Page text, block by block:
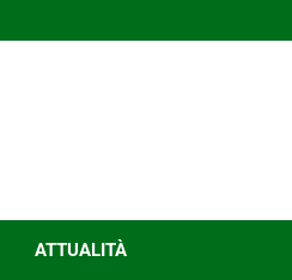
ATTUALITÀ